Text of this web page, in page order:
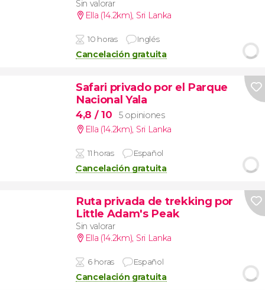
Sin valorar
Ella (14.2km), Sri Lanka
10 horas Inglés
Cancelación gratuita
Safari privado por el Parque
Nacional Yala
4,8 / 10
5 opiniones
Ella (14.2km), Sri Lanka
11 horas Español
Cancelación gratuita
Ruta privada de trekking por
Little Adam's Peak
Sin valorar
Ella (14.2km), Sri Lanka
6 horas Español
Cancelación gratuita